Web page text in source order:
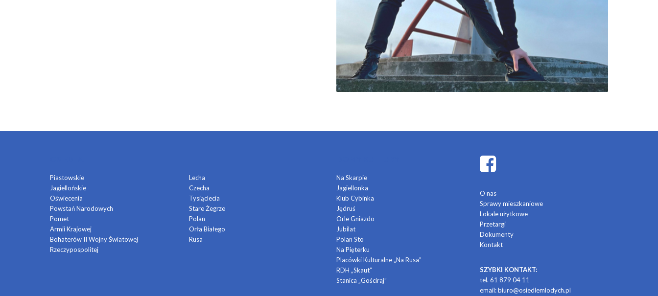
Piastowskie
Jagiellońskie
Oświecenia
Powstań Narodowych
Pomet
Armii Krajowej
Bohaterów II Wojny Światowej
Rzeczypospolitej
Lecha
Czecha
Tysiąclecia
Stare Żegrze
Polan
Orła Białego
Rusa
Na Skarpie
Jagiellonka
Klub Cybinka
Jędruś
Orle Gniazdo
Jubilat
Polan Sto
Na Pięterku
Placówki Kulturalne „Na Rusa”
RDH „Skaut”
Stanica „Gościraj”
O nas
Sprawy mieszkaniowe
Lokale użytkowe
Przetargi
Dokumenty
Kontakt
SZYBKI KONTAKT:
tel. 61 879 04 11
email:biuro@osiedlemlodych.pl